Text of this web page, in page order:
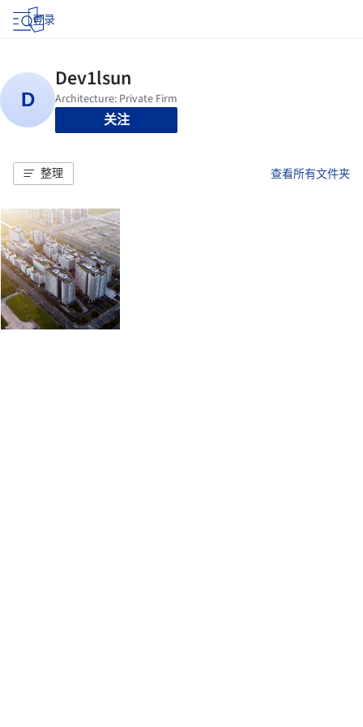
登录
关注
整理 查看所有文件夹